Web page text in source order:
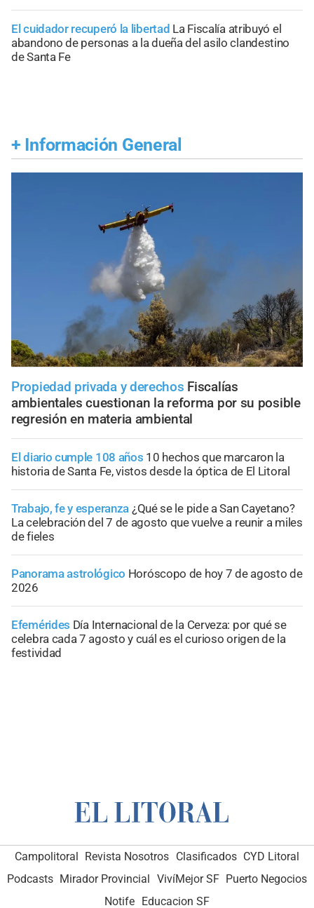
El cuidador recuperó la libertad La Fiscalía atribuyó el
abandono de personas a la dueña del asilo clandestino
de Santa Fe
+ Información General
Propiedad privada y derechos Fiscalías
ambientales cuestionan la reforma por su posible
regresión en materia ambiental
El diario cumple 108 años 10 hechos que marcaron la
historia de Santa Fe, vistos desde la óptica de El Litoral
Trabajo, fe y esperanza ¿Qué se le pide a San Cayetano?
La celebración del 7 de agosto que vuelve a reunir a miles
de fieles
Panorama astrológico Horóscopo de hoy 7 de agosto de
2026
Efemérides Día Internacional de la Cerveza: por qué se
celebra cada 7 agosto y cuál es el curioso origen de la
festividad
Campolitoral Revista Nosotros Clasificados CYD Litoral
Podcasts Mirador Provincial VivíMejor SF Puerto Negocios
Notife Educacion SF